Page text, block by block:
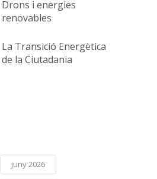
Drons i energies
renovables
La Transició Energètica
de la Ciutadania
juny 2026